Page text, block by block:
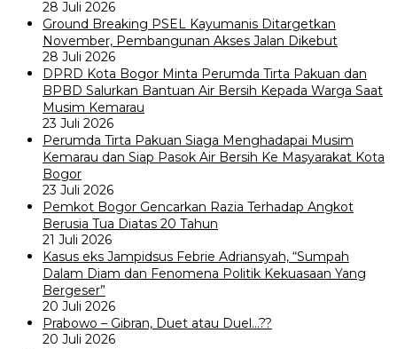
28 Juli 2026
Ground Breaking PSEL Kayumanis Ditargetkan
November, Pembangunan Akses Jalan Dikebut
28 Juli 2026
DPRD Kota Bogor Minta Perumda Tirta Pakuan dan
BPBD Salurkan Bantuan Air Bersih Kepada Warga Saat
Musim Kemarau
23 Juli 2026
Perumda Tirta Pakuan Siaga Menghadapai Musim
Kemarau dan Siap Pasok Air Bersih Ke Masyarakat Kota
Bogor
23 Juli 2026
Pemkot Bogor Gencarkan Razia Terhadap Angkot
Berusia Tua Diatas 20 Tahun
21 Juli 2026
Kasus eks Jampidsus Febrie Adriansyah, “Sumpah
Dalam Diam dan Fenomena Politik Kekuasaan Yang
Bergeser”
20 Juli 2026
Prabowo – Gibran, Duet atau Duel…??
20 Juli 2026